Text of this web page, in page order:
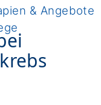
& Angebote